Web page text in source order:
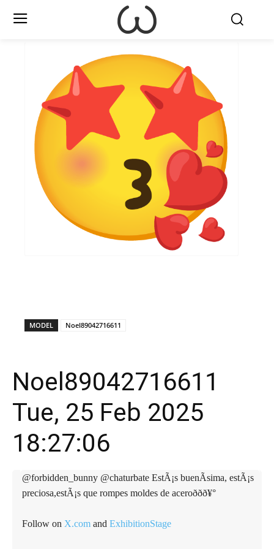
MODEL Noel89042716611
Noel89042716611
Tue, 25 Feb 2025
18:27:06
@forbidden_bunny @chaturbate EstÃ¡s buenÃ­sima, estÃ¡s
preciosa,estÃ¡s que rompes moldes de aceroððð¥°
Follow on X.com and ExhibitionStage